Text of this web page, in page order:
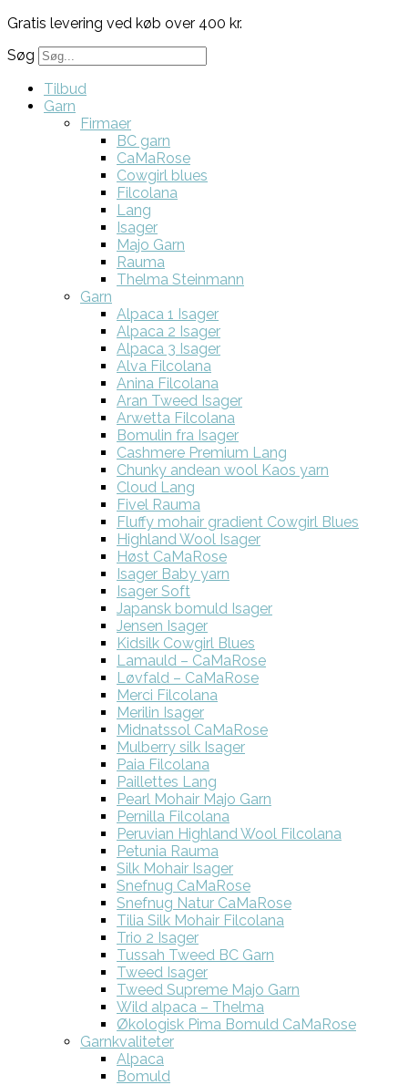
Gratis levering ved køb over 400 kr.
Søg
Tilbud
Garn
Firmaer
BC garn
CaMaRose
Cowgirl blues
Filcolana
Lang
Isager
Majo Garn
Rauma
Thelma Steinmann
Garn
Alpaca 1 Isager
Alpaca 2 Isager
Alpaca 3 Isager
Alva Filcolana
Anina Filcolana
Aran Tweed Isager
Arwetta Filcolana
Bomulin fra Isager
Cashmere Premium Lang
Chunky andean wool Kaos yarn
Cloud Lang
Fivel Rauma
Fluffy mohair gradient Cowgirl Blues
Highland Wool Isager
Høst CaMaRose
Isager Baby yarn
Isager Soft
Japansk bomuld Isager
Jensen Isager
Kidsilk Cowgirl Blues
Lamauld – CaMaRose
Løvfald – CaMaRose
Merci Filcolana
Merilin Isager
Midnatssol CaMaRose
Mulberry silk Isager
Paia Filcolana
Paillettes Lang
Pearl Mohair Majo Garn
Pernilla Filcolana
Peruvian Highland Wool Filcolana
Petunia Rauma
Silk Mohair Isager
Snefnug CaMaRose
Snefnug Natur CaMaRose
Tilia Silk Mohair Filcolana
Trio 2 Isager
Tussah Tweed BC Garn
Tweed Isager
Tweed Supreme Majo Garn
Wild alpaca – Thelma
Økologisk Pima Bomuld CaMaRose
Garnkvaliteter
Alpaca
Bomuld